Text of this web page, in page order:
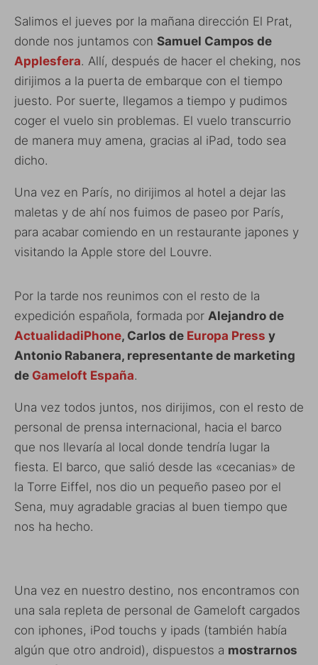
Salimos el jueves por la mañana dirección El Prat,
donde nos juntamos con Samuel Campos de
Applesfera. Allí, después de hacer el cheking, nos
dirijimos a la puerta de embarque con el tiempo
juesto. Por suerte, llegamos a tiempo y pudimos
coger el vuelo sin problemas. El vuelo transcurrio
de manera muy amena, gracias al iPad, todo sea
dicho.
Una vez en París, no dirijimos al hotel a dejar las
maletas y de ahí nos fuimos de paseo por París,
para acabar comiendo en un restaurante japones y
visitando la Apple store del Louvre.
Por la tarde nos reunimos con el resto de la
expedición española, formada por Alejandro de
ActualidadiPhone, Carlos de Europa Press y
Antonio Rabanera, representante de marketing
de Gameloft España.
Una vez todos juntos, nos dirijimos, con el resto de
personal de prensa internacional, hacia el barco
que nos llevaría al local donde tendría lugar la
fiesta. El barco, que salió desde las «cecanias» de
la Torre Eiffel, nos dio un pequeño paseo por el
Sena, muy agradable gracias al buen tiempo que
nos ha hecho.
Una vez en nuestro destino, nos encontramos con
una sala repleta de personal de Gameloft cargados
con iphones, iPod touchs y ipads (también había
algún que otro android), dispuestos a mostrarnos